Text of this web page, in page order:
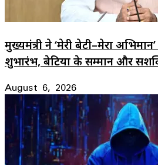
मुख्यमंत्री ने ‘मेरी बेटी–मेरा
शुभारंभ, बेटियों के सम्मान और
August 6, 2026